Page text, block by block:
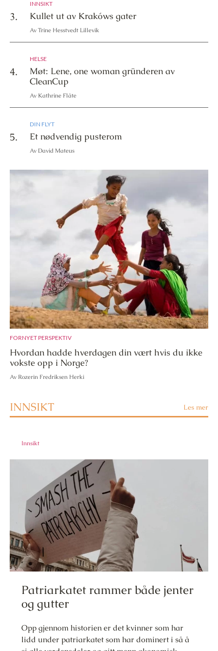
3.
INNSIKT
Kullet ut av Krakóws gater
Av Trine Hesstvedt Lillevik
4.
HELSE
Møt: Lene, one woman gründeren av
CleanCup
Av Kathrine Flåte
5.
DIN FLYT
Et nødvendig pusterom
Av David Mateus
FORNYET PERSPEKTIV
Hvordan hadde hverdagen din vært hvis du ikke
vokste opp i Norge?
Av Rozerin Fredriksen Herki
INNSIKT Les mer
Innsikt
Patriarkatet rammer både jenter
og gutter
Opp gjennom historien er det kvinner som har
lidd under patriarkatet som har dominert i så å